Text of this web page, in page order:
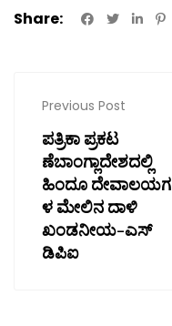
Share:
Previous Post
ಪತ್ರಿಕಾ ಪ್ರಕಟ
ಣೆಬಾಂಗ್ಲಾದೇಶದಲ್ಲಿ
ಹಿಂದೂ ದೇವಾಲಯಗ
ಳ ಮೇಲಿನ ದಾಳಿ
ಖಂಡನೀಯ-ಎಸ್
ಡಿಪಿಐ